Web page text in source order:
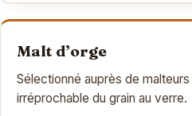
Malt d’orge
Sélectionné auprès de
irréprochable du grain au verre.